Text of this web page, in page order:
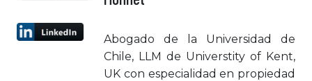
Abogado de la Universidad de
Chile, LLM de Universtity of Kent,
UK con especialidad en propiedad